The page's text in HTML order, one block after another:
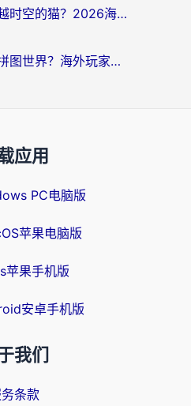
国外如何玩国服超越时空的猫？2026海外党必看的加速器选择指南
阿根廷怎么玩奇妙拼图世界？海外玩家国服游戏加速全攻略（附帕斯卡契约战舰少女解决方案）
应用
PC电脑版
苹果电脑版
苹果手机版
安卓手机版
我们
条款